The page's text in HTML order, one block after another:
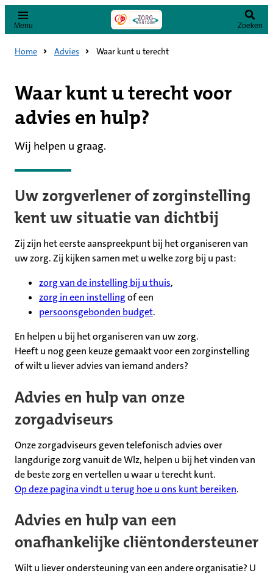
Menu Zoeken
Home Advies Waar kunt u terecht
Waar kunt u terecht voor
advies en hulp?
Wij helpen u graag.
Uw zorgverlener of zorginstelling
kent uw situatie van dichtbij
Zij zijn het eerste aanspreekpunt bij het organiseren van
uw zorg. Zij kijken samen met u welke zorg bij u past:
zorg van de instelling bij u thuis,
zorg in een instellingof een
persoonsgebonden budget.
En helpen u bij het organiseren van uw zorg.
Heeft u nog geen keuze gemaakt voor een zorginstelling
of wilt u liever advies van iemand anders?
Advies en hulp van onze
zorgadviseurs
Onze zorgadviseurs geven telefonisch advies over
langdurige zorg vanuit de Wlz, helpen u bij het vinden van
de beste zorg en vertellen u waar u terecht kunt.
Op deze pagina vindt u terug hoe u ons kunt bereiken.
Advies en hulp van een
onafhankelijke cliëntondersteuner
Wilt u liever ondersteuning van een andere organisatie? U